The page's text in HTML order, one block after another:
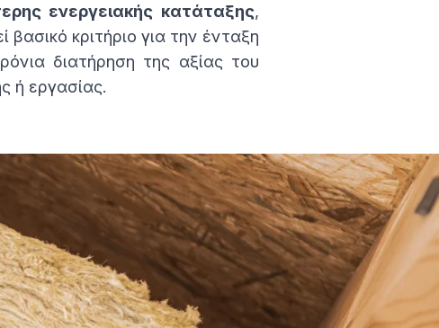
ενεργειακής κατάταξης,
κριτήριο για την ένταξη
διατήρηση της αξίας του
ή εργασίας.